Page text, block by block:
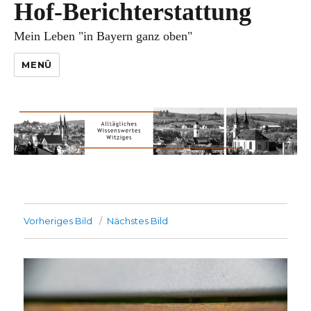
Hof-Berichterstattung
Mein Leben "in Bayern ganz oben"
MENÜ
Vorheriges Bild Nächstes Bild